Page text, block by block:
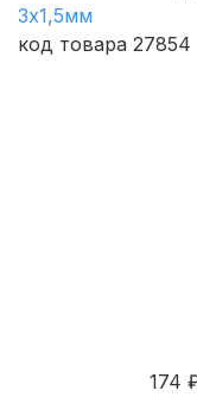
3х1,5мм
код товара 27854
174